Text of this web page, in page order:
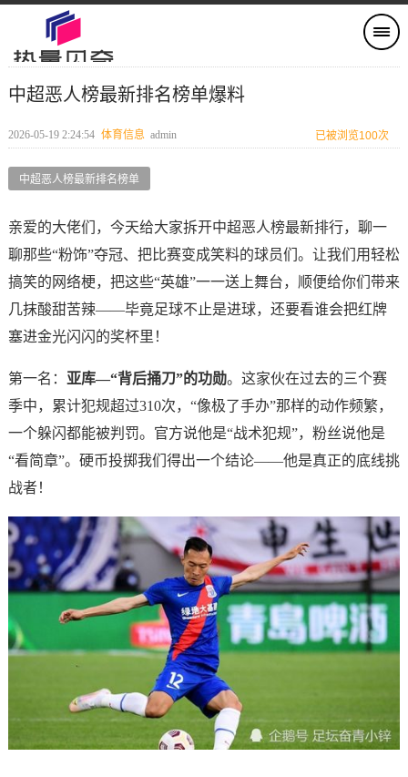
中超恶人榜最新排名榜单爆料
2026-05-19 2:24:54 体育信息 admin 已被浏览100次
中超恶人榜最新排名榜单
亲爱的大佬们，今天给大家拆开中超恶人榜最新排行，聊一
聊那些“粉饰”夺冠、把比赛变成笑料的球员们。让我们用轻松
搞笑的网络梗，把这些“英雄”一一送上舞台，顺便给你们带来
几抹酸甜苦辣——毕竟足球不止是进球，还要看谁会把红牌
塞进金光闪闪的奖杯里！
第一名： 亚库—“背后捅刀”的功勋。这家伙在过去的三个赛
季中，累计犯规超过310次，“像极了手办”那样的动作频繁，
一个躲闪都能被判罚。官方说他是“战术犯规”，粉丝说他是
“看简章”。硬币投掷我们得出一个结论——他是真正的底线挑
战者！